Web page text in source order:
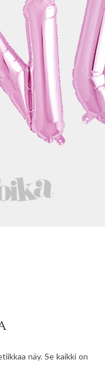
näy. Se kaikki on